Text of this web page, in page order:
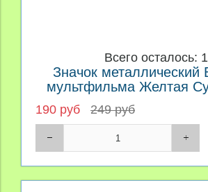
Всего осталось: 1
Значок металлический
мультфильма Желтая
190 руб 249 руб